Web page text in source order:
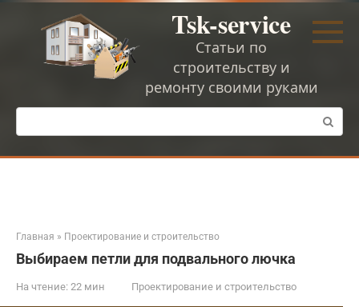
Перейти
Tsk-service
Статьи по
строительству и
ремонту своими руками
Поиск:
Главная » Проектирование и строительство
Выбираем петли для подвального лючка
На чтение: 22 мин Проектирование и строительство